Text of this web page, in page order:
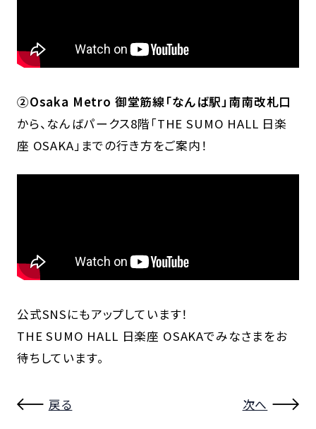
②Osaka Metro 御堂筋線「なんば駅」南南改札口
から、なんばパークス8階「THE SUMO HALL 日楽
座 OSAKA」までの行き方をご案内！
公式SNSにもアップしています！
THE SUMO HALL 日楽座 OSAKAでみなさまをお
待ちしています。
戻る 次へ